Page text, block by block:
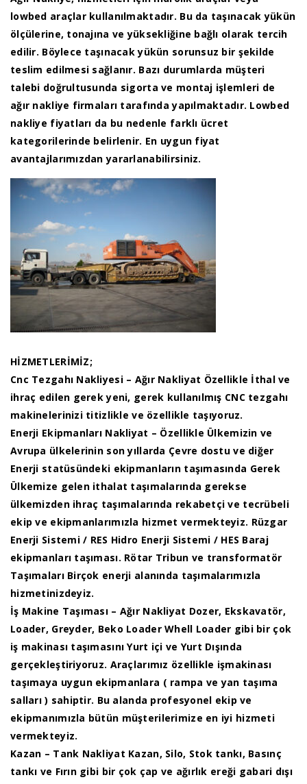
lowbed araçlar kullanılmaktadır. Bu da taşınacak yükün
ölçülerine, tonajına ve yüksekliğine bağlı olarak tercih
edilir. Böylece taşınacak yükün sorunsuz bir şekilde
teslim edilmesi sağlanır. Bazı durumlarda müşteri
talebi doğrultusunda sigorta ve montaj işlemleri de
ağır nakliye firmaları tarafında yapılmaktadır. Lowbed
nakliye fiyatları da bu nedenle farklı ücret
kategorilerinde belirlenir. En uygun fiyat
avantajlarımızdan yararlanabilirsiniz.
HİZMETLERİMİZ;
Cnc Tezgahı Nakliyesi – Ağır Nakliyat Özellikle İthal ve
ihraç edilen gerek yeni, gerek kullanılmış CNC tezgahı
makinelerinizi titizlikle ve özellikle taşıyoruz.
Enerji Ekipmanları Nakliyat – Özellikle Ülkemizin ve
Avrupa ülkelerinin son yıllarda Çevre dostu ve diğer
Enerji statüsündeki ekipmanların taşımasında Gerek
Ülkemize gelen ithalat taşımalarında gerekse
ülkemizden ihraç taşımalarında rekabetçi ve tecrübeli
ekip ve ekipmanlarımızla hizmet vermekteyiz. Rüzgar
Enerji Sistemi / RES Hidro Enerji Sistemi / HES Baraj
ekipmanları taşıması. Rötar Tribun ve transformatör
Taşımaları Birçok enerji alanında taşımalarımızla
hizmetinizdeyiz.
İş Makine Taşıması – Ağır Nakliyat Dozer, Ekskavatör,
Loader, Greyder, Beko Loader Whell Loader gibi bir çok
iş makinası taşımasını Yurt içi ve Yurt Dışında
gerçekleştiriyoruz. Araçlarımız özellikle işmakinası
taşımaya uygun ekipmanlara ( rampa ve yan taşıma
salları ) sahiptir. Bu alanda profesyonel ekip ve
ekipmanımızla bütün müşterilerimize en iyi hizmeti
vermekteyiz.
Kazan – Tank Nakliyat Kazan, Silo, Stok tankı, Basınç
tankı ve Fırın gibi bir çok çap ve ağırlık ereği gabari dışı